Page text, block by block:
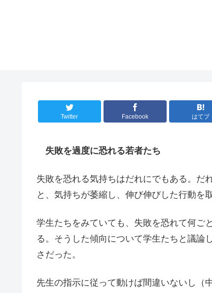
Twitter Facebook はてブ
失敗を過度に恐れる若者たち
失敗を恐れる気持ちはだれにでもある。だ
と、気持ちが萎縮し、伸び伸びした行動を
学生たちをみていても、失敗を恐れて何ご
る。そうした傾向について学生たちと議論
さだった。
先生の指示に従って動けば間違いないし（中